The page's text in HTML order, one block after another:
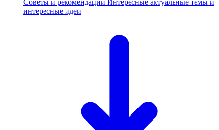
Советы и рекомендации Интересные актуальные темы и
интересные идеи